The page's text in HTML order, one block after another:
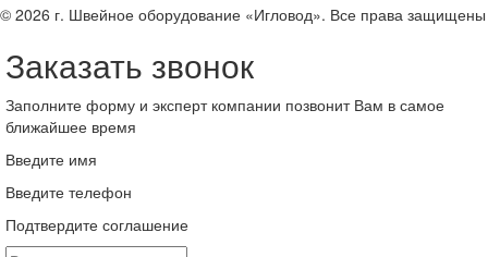
© 2026 г. Швейное оборудование «Игловод». Все права защищены
Заказать звонок
Заполните форму и эксперт компании позвонит Вам в самое
ближайшее время
Введите имя
Введите телефон
Подтвердите соглашение